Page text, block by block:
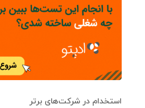
استخدام در شرکت‌های برتر